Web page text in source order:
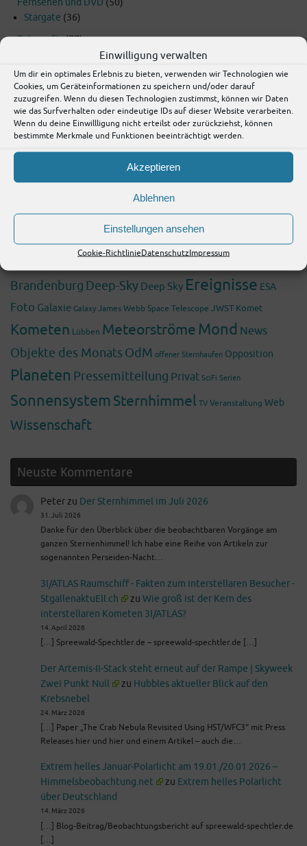
Einwilligung verwalten
Um dir ein optimales Erlebnis zu bieten, verwenden wir Technologien wie
Cookies, um Geräteinformationen zu speichern und/oder darauf
zuzugreifen. Wenn du diesen Technologien zustimmst, können wir Daten
wie das Surfverhalten oder eindeutige IDs auf dieser Website verarbeiten.
Wenn du deine Einwillligung nicht erteilst oder zurückziehst, können
bestimmte Merkmale und Funktionen beeinträchtigt werden.
Akzeptieren
Ablehnen
Einstellungen ansehen
Cookie-RichtlinieDatenschutzImpressum
Fernsehen und DVD (50)
Stargate (36)
Fotografie(77)
Lübben und Umgebung(112)
Raumfahrt(18)
Urlaub(20)
Wissenschaft(199)
Fossilien(8)
2021 2022 2024 20252026
AstronomieBeobachtungBericht Blog
Brandenburg Deep-Sky Deep Sky Ereignisse ESA
Foto Galaxie Galaxy James Webb Space Telescope JWST Komet
Kometen Lübben MeteorströmeMond News
Objekte des Monats OdM offener Sternhaufen Opposition
Planeten Pressemitteilung Privat SciFi Serien
Sonnensystem Sternhimmel TV Veranstaltung Web
Wissenschaft
Neuste Kommentare
Peterzu Der Sternhimmel im Juli 2026
31. Juli 2026
Danke für den Überblick über die beobachtbaren Vorgänge am
ganzen Sternenhimmel! Ich habe eine Reihe von Artikeln zur
sogenannten Perseiden-Nacht…
3I/ATLAS Raumschiff - Fakten zum interstellaren Besucher -
StgallenaktuEll.ch
zu Wie groß ist der Kern des
interstellaren Kometen 3I/ATLAS?
14. April 2026
[…] Spreewald-Spechtler.de – spreewald-spechtler.de […]
Der Artemis-II-Stack steht erneut auf der Rampe | Skyweek
Zwei Punkt Null
zu Hubbles aktueller Blick auf den
Krebsnebel
24. März 2026
[…] Paper „The Crab Nebula Revisited Using HST/WFC3“ mit Press
Releases hier und hier und einem Artikel – auch die…
Extrem helles Januar-Polarlicht am 19.01./20.01.2026 –
Himmelsbeobachtung.net
zu Extrem helles Polarlicht
über Deutschland
14. März 2026
[…] Blog-Beitrag/Beobachtungsbericht auf spreewald-spechtler.de
[…]